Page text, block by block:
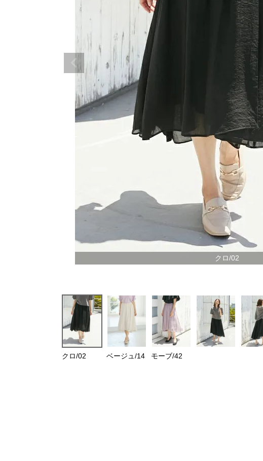
クロ/02
クロ/02 ベージュ/14 モーブ/42